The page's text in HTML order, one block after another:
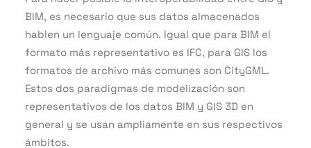
BIM, es necesario que sus datos almacenados
hablen un lenguaje común. Igual que para BIM el
formato más representativo es IFC, para GIS los
formatos de archivo más comunes son CityGML.
Estos dos paradigmas de modelización son
representativos de los datos BIM y GIS 3D en
general y se usan ampliamente en sus respectivos
ámbitos.